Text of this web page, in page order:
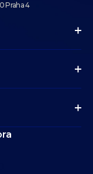
Praha 4